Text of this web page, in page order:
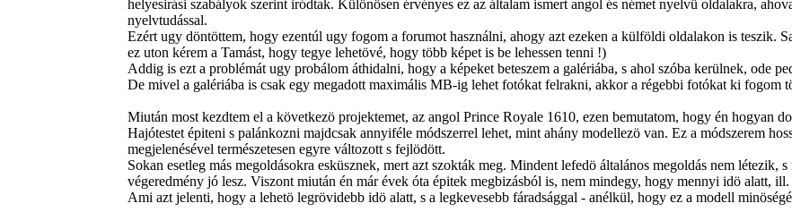
helyesirási szabályok szerint iródtak. Különösen érvényes ez az általam ismert angol és német nyelvü oldalakra,
nyelvtudással.
Ezért ugy döntöttem, hogy ezentúl ugy fogom a forumot használni, ahogy azt ezeken a külföldi oldalakon is teszik.
ez uton kérem a Tamást, hogy tegye lehetövé, hogy több képet is be lehessen tenni !)
Addig is ezt a problémát ugy probálom áthidalni, hogy a képeket beteszem a galériába, s ahol szóba kerülnek, ode
De mivel a galériába is csak egy megadott maximális MB-ig lehet fotókat felrakni, akkor a régebbi fotókat ki fogom
Miután most kezdtem el a következö projektemet, az angol Prince Royale 1610, ezen bemutatom, hogy én hogyan
Hajótestet épiteni s palánkozni majdcsak annyiféle módszerrel lehet, mint ahány modellezö van. Ez a módszerem
megjelenésével természetesen egyre változott s fejlödött.
Sokan esetleg más megoldásokra esküsznek, mert azt szokták meg. Mindent lefedö általános megoldás nem létezik,
végeredmény jó lesz. Viszont miután én már évek óta épitek megbizásból is, nem mindegy, hogy mennyi idö alatt,
Ami azt jelenti, hogy a lehetö legrövidebb idö alatt, s a legkevesebb fáradsággal - anélkül, hogy ez a modell